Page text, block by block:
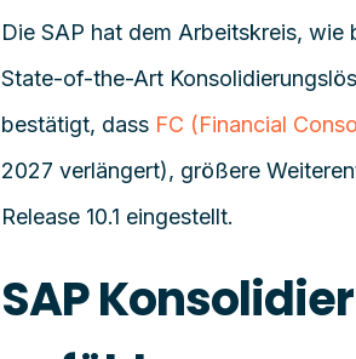
Die SAP hat dem Arbeitskreis,
State-of-the-Art
bestätigt, dass FC (Financial
2027 verlängert), größere
Release 10.1 eingestellt.
SAP